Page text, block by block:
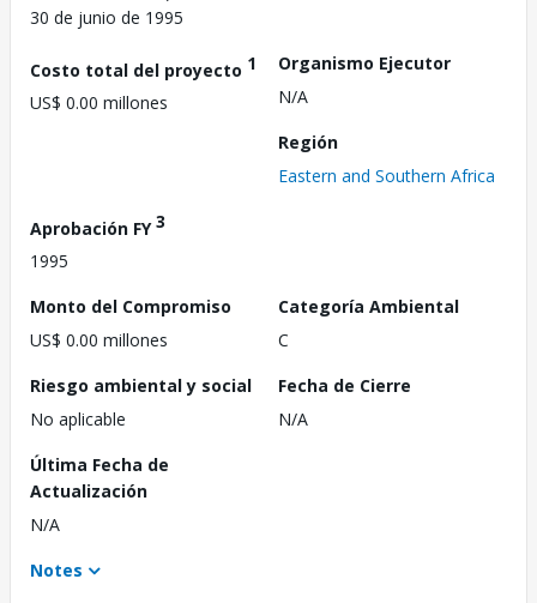
30 de junio de 1995
Costo total del proyecto 1
US$ 0.00 millones
Organismo Ejecutor
N/A
Región
Eastern and Southern Africa
Aprobación FY3
1995
Monto del Compromiso
US$ 0.00 millones
Categoría Ambiental
C
Riesgo ambiental y social
No aplicable
Fecha de Cierre
N/A
Última Fecha de
Actualización
N/A
Notes